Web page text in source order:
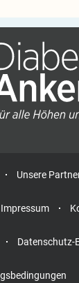
Unsere
Impressum
Datenschutz-